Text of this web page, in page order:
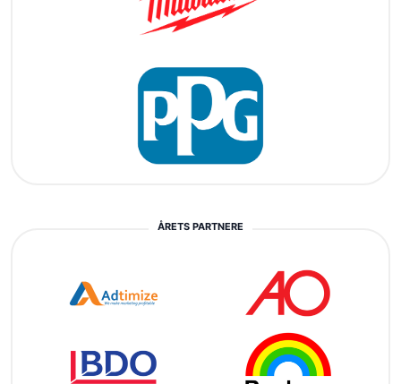
ÅRETS PARTNERE